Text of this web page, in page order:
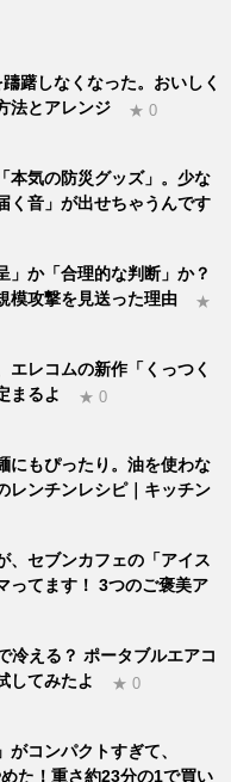
躇しなくなった。おいしく
法とアレンジ
★ 0
本気の防災グッズ」。少な
く音」が出せちゃうんです
」か「合理的な判断」か？
模攻撃を見送った理由
★
エレコムの新作「くっつく
まるよ
★ 0
にもぴったり。油を使わな
レンチンレシピ｜キッチン
、セブンカフェの「アイス
ってます！ 3つのご褒美ア
冷える？ ポータブルエアコ
してみたよ
★ 0
コンパクトすぎて、
た！重さ約23分の1で買い